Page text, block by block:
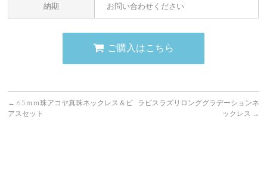
納期 お問い合わせください
ご購入はこちら
← 6.5ｍｍ珠アコヤ真珠ネックレス＆ピ
アスセット
ラピスラズリロンググラデーションネ
ックレス →